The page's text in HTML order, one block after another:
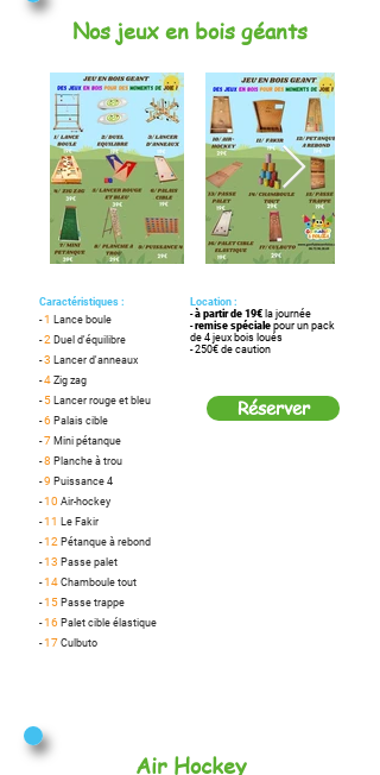
Nos jeux en bois géants
Caractéristiques :
-1 Lance boule
-2 Duel d'équilibre
-3 Lancer d'anneaux
-4 Zig zag
-5 Lancer rouge et bleu
-6 Palais cible
- 7 Mini pétanque
-8 Planche à trou
-9 Puissance 4
-10 Air-hockey
-11 Le Fakir
-12 Pétanque à rebond
-13 Passe palet
-14 Chamboule tout
-15 Passe trappe
-16 Palet cible élastique
-17 Culbuto
Location :
-à partir de 19€ la journée
-remise spéciale pour un pack
de 4 jeux bois loués
- 250€ de caution
Réserver
Air Hockey